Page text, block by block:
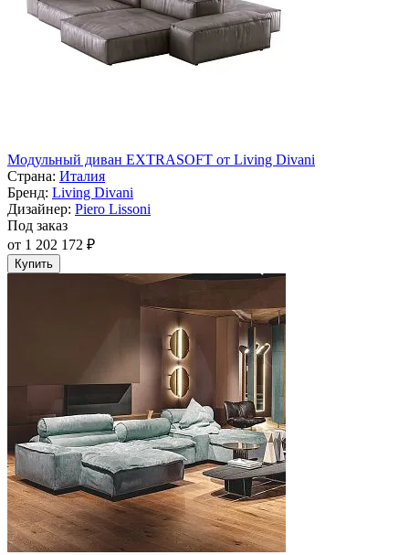
Модульный диван EXTRASOFT от Living Divani
Страна: Италия
Бренд: Living Divani
Дизайнер: Piero Lissoni
Под заказ
от 1 202 172 ₽
Купить